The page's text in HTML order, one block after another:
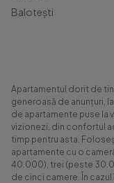
Balotești
Apartamentul dorit de
generoasă de anunțuri,
de apartamente puse la
vizionezi, din confortul
timp pentru asta.
apartamente cu o
40.000), trei (peste
de cinci camere. În